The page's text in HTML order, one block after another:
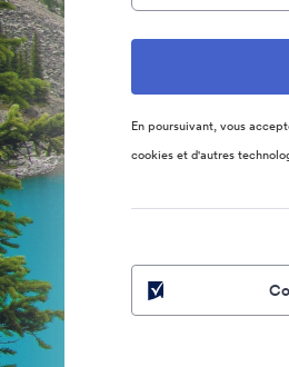
En poursuivant, vous
cookies et d'autres